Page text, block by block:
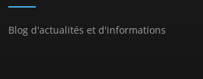
Blog d'actualités et d'informations